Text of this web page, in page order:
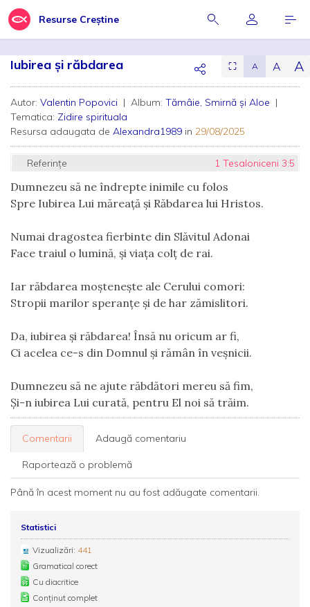
Resurse Creștine
Iubirea și răbdarea ⛶ A A A
Autor: Valentin Popovici | Album: Tămâie, Smirnă și Aloe |
Tematica: Zidire spirituala
Resursa adaugata de Alexandra1989 in 29/08/2025
Referințe 1 Tesaloniceni 3:5
Dumnezeu să ne îndrepte inimile cu folos
Spre Iubirea Lui măreaţă și Răbdarea lui Hristos.
Numai dragostea fierbinte din Slăvitul Adonai
Face traiul o lumină, și viața colț de rai.
Iar răbdarea moștenește ale Cerului comori:
Stropii marilor speranţe și de har zămislitori.
Da, iubirea şi răbdarea! Însă nu oricum ar fi,
Ci acelea ce-s din Domnul și rămân în veșnicii.
Dumnezeu să ne ajute răbdători mereu să fim,
Şi-n iubirea Lui curată, pentru El noi să trăim.
Comentarii Adaugă comentariu
Raportează o problemă
Până în acest moment nu au fost adăugate comentarii.
Statistici
Vizualizări: 441
Gramatical corect
Cu diacritice
Conținut complet